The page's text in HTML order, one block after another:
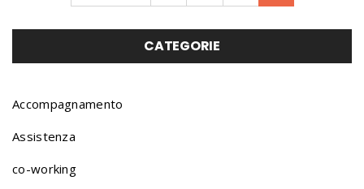
CATEGORIE
Accompagnamento
Assistenza
co-working